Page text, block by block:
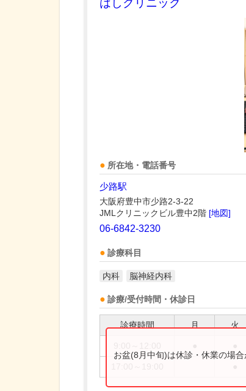
はしクリニック
所在地・電話番号
少路駅
大阪府豊中市少路2-3-22
JMLクリニックビル豊中2階 [地図]
06-6842-3230
診療科目
内科 脳神経内科
診療/受付時間・休診日
診療時間 月 火
お盆(8月中旬)は休診・休業の場